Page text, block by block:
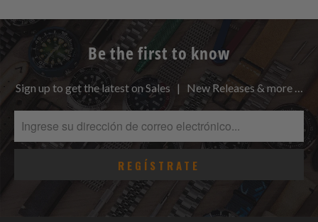
Be the first to know
Sign up to get the latest on Sales | New Releases & more …